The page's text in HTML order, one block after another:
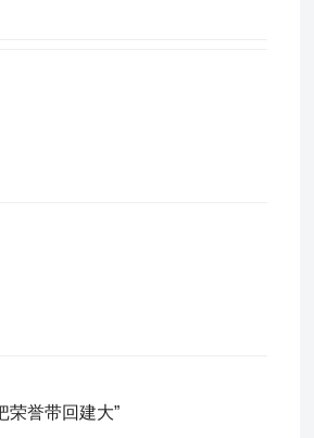
荣誉带回建大”